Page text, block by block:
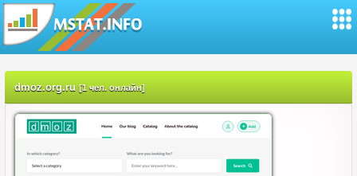
dmoz.org.ru [1 чел. онлайн]